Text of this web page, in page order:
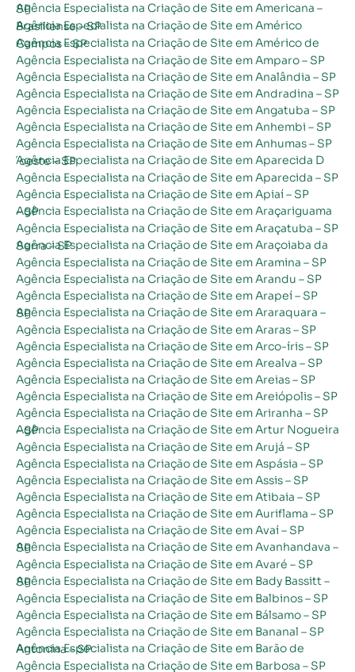
Agência Especialista na Criação de Site em Americana – SP
Agência Especialista na Criação de Site em Américo Brasiliense – SP
Agência Especialista na Criação de Site em Américo de Campos – SP
Agência Especialista na Criação de Site em Amparo – SP
Agência Especialista na Criação de Site em Analândia – SP
Agência Especialista na Criação de Site em Andradina – SP
Agência Especialista na Criação de Site em Angatuba – SP
Agência Especialista na Criação de Site em Anhembi – SP
Agência Especialista na Criação de Site em Anhumas – SP
Agência Especialista na Criação de Site em Aparecida D´oeste – SP
Agência Especialista na Criação de Site em Aparecida – SP
Agência Especialista na Criação de Site em Apiaí – SP
Agência Especialista na Criação de Site em Araçariguama – SP
Agência Especialista na Criação de Site em Araçatuba – SP
Agência Especialista na Criação de Site em Araçoiaba da Serra – SP
Agência Especialista na Criação de Site em Aramina – SP
Agência Especialista na Criação de Site em Arandu – SP
Agência Especialista na Criação de Site em Arapeí – SP
Agência Especialista na Criação de Site em Araraquara – SP
Agência Especialista na Criação de Site em Araras – SP
Agência Especialista na Criação de Site em Arco-íris – SP
Agência Especialista na Criação de Site em Arealva – SP
Agência Especialista na Criação de Site em Areias – SP
Agência Especialista na Criação de Site em Areiópolis – SP
Agência Especialista na Criação de Site em Ariranha – SP
Agência Especialista na Criação de Site em Artur Nogueira – SP
Agência Especialista na Criação de Site em Arujá – SP
Agência Especialista na Criação de Site em Aspásia – SP
Agência Especialista na Criação de Site em Assis – SP
Agência Especialista na Criação de Site em Atibaia – SP
Agência Especialista na Criação de Site em Auriflama – SP
Agência Especialista na Criação de Site em Avaí – SP
Agência Especialista na Criação de Site em Avanhandava – SP
Agência Especialista na Criação de Site em Avaré – SP
Agência Especialista na Criação de Site em Bady Bassitt – SP
Agência Especialista na Criação de Site em Balbinos – SP
Agência Especialista na Criação de Site em Bálsamo – SP
Agência Especialista na Criação de Site em Bananal – SP
Agência Especialista na Criação de Site em Barão de Antonina – SP
Agência Especialista na Criação de Site em Barbosa – SP